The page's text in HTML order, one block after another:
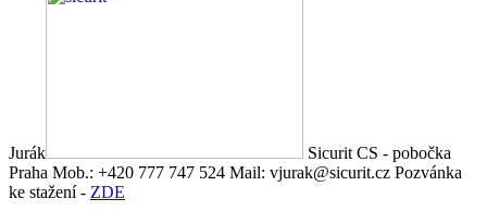
Jurák
Sicurit CS - pobočka
Praha Mob.: +420 777 747 524 Mail: vjurak@sicurit.cz Pozvánka
ke stažení - ZDE